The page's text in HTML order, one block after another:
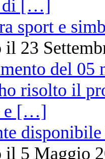
sport e
il 23
il 5 Maggio